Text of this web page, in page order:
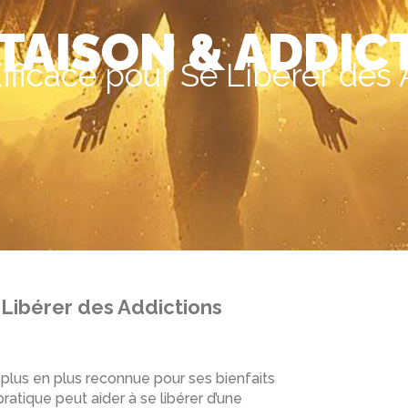
&
pour Se Libérer des
des Addictions
en plus reconnue pour ses bienfaits
peut aider à se libérer d’une